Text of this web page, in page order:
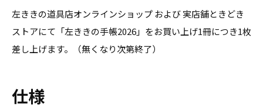
左ききの道具店オンラインショップ および 実店舗ときどき
ストアにて「左ききの手帳2026」をお買い上げ1冊につき1枚
差し上げます。（無くなり次第終了）
仕様